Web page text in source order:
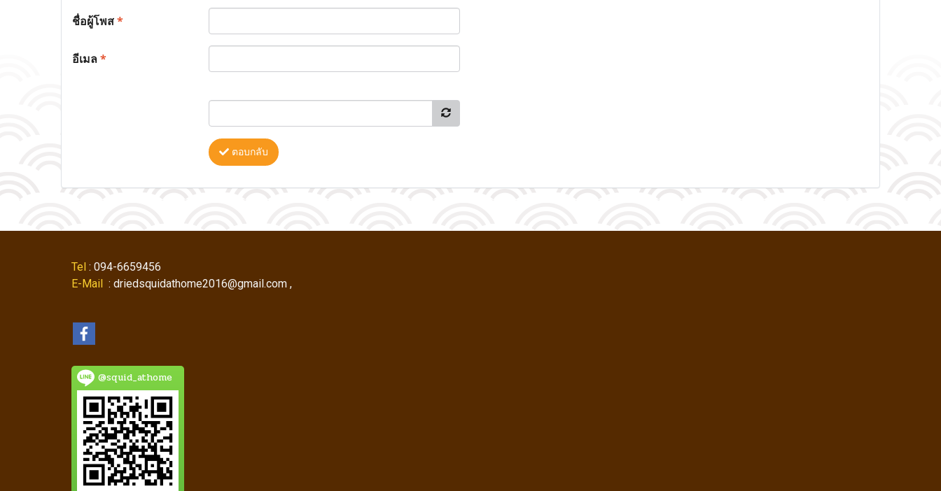
ชื่อผู้โพส*
อีเมล*
ตอบกลับ
Tel : 094-6659456
E-Mail : driedsquidathome2016@gmail.com ,
@squid_athome